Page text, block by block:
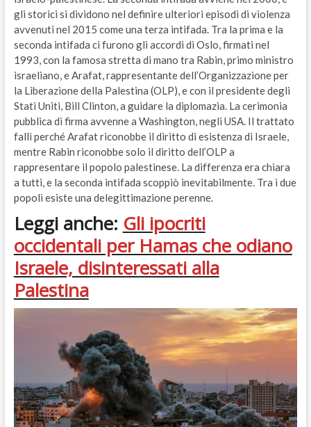
gli storici si dividono nel definire ulteriori episodi di violenza
avvenuti nel 2015 come una terza intifada. Tra la prima e la
seconda intifada ci furono gli accordi di Oslo, firmati nel
1993, con la famosa stretta di mano tra Rabin, primo ministro
israeliano, e Arafat, rappresentante dell’Organizzazione per
la Liberazione della Palestina (OLP), e con il presidente degli
Stati Uniti, Bill Clinton, a guidare la diplomazia. La cerimonia
pubblica di firma avvenne a Washington, negli USA. Il trattato
fallì perché Arafat riconobbe il diritto di esistenza di Israele,
mentre Rabin riconobbe solo il diritto dell’OLP a
rappresentare il popolo palestinese. La differenza era chiara
a tutti, e la seconda intifada scoppiò inevitabilmente. Tra i due
popoli esiste una delegittimazione perenne.
Leggi anche: Gli ipocriti
occidentali per Hamas che odiano
Israele, disinteressati alla
Palestina